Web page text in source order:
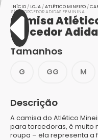
BUSCAR
INÍCIO / LOJA /ATLÉTICO MINEIRO /
S/N° TORCEDOR ADIDAS FEMININA
Camisa
Torcedor
Tamanhos
G GG M
Descrição
A camisa do Atlético
para torcedoras, é muito
roupa – ela representa a